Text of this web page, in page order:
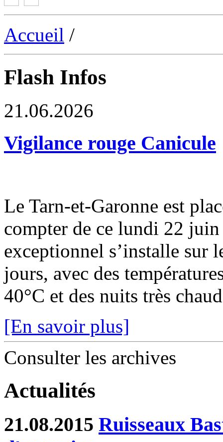
Accueil /
Flash Infos
21.06.2026
Vigilance rouge Canicule
Le Tarn-et-Garonne est
compter de ce lundi 22
exceptionnel s’installe sur
jours, avec des
40°C et des nuits très
[En savoir plus]
Consulter les archives
Actualités
21.08.2015 Ruisseaux